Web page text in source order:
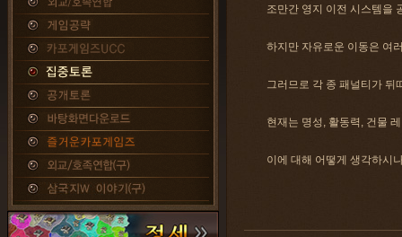
조만간 영지 이전 시스템을
하지만 자유로운 이동은 여
그러므로 각 종 패널티가 뒤
현재는 명성, 활동력, 건물
이에 대해 어떻게 생각하시